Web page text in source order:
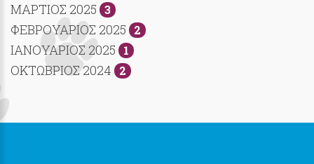
ΜΑΡΤΙΟΣ 2025 3
ΦΕΒΡΟΥΑΡΙΟΣ 2025 2
ΙΑΝΟΥΑΡΙΟΣ 2025 1
ΟΚΤΩΒΡΙΟΣ 2024 2